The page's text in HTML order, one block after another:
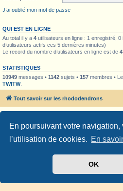
En poursuivant votre navigation,
l’utilisation de cookies. En
OK
J’ai oublié mon mot de passe
QUI EST EN LIGNE
Au total il y a 4 utilisateurs en ligne : 1 enregistré,
d’utilisateurs actifs ces 5 dernières minutes)
Le record du nombre d’utilisateurs en ligne est de
STATISTIQUES
10949 messages • 1142 sujets • 157 membres •
TWITW.
Tout savoir sur les rhododendrons
Traduit par